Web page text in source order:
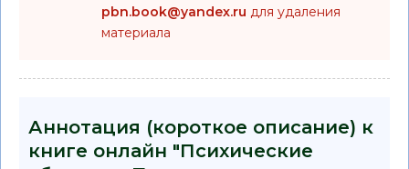
pbn.book@yandex.ru для удаления
материала
Аннотация (короткое описание) к
книге онлайн "Психические